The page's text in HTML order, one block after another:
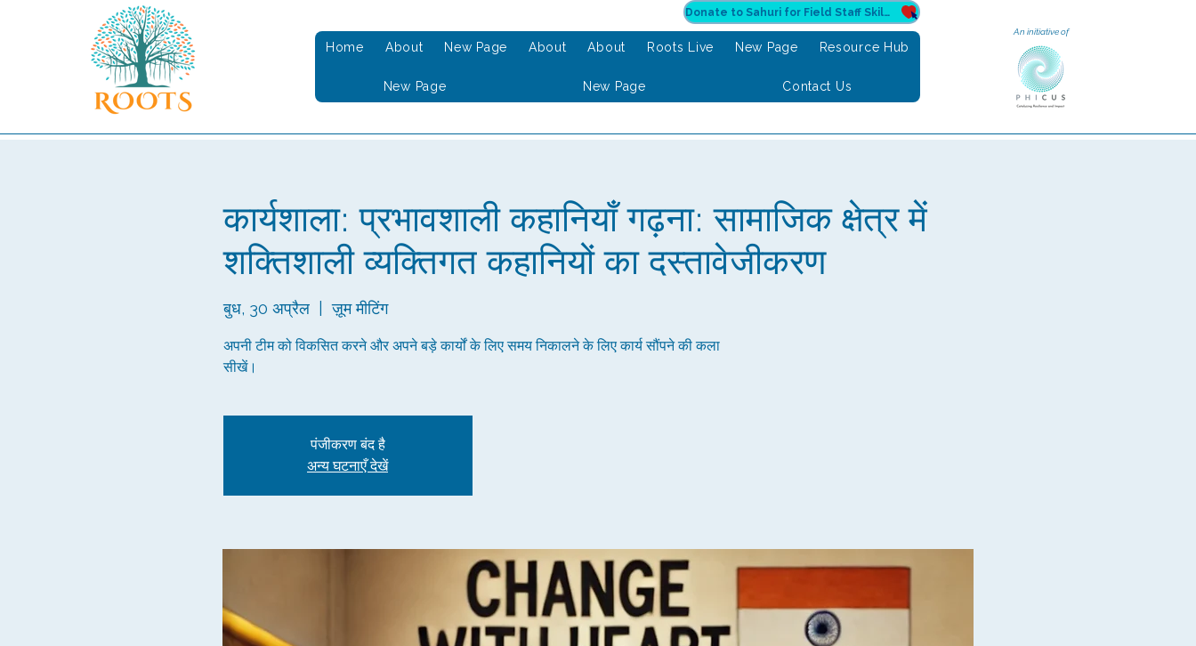
Donate to Sahuri for Field Staff Skilling
Home About New Page About About Roots Live New Page Resource Hub
New Page New Page Contact Us
An initiative of
कार्यशाला: प्रभावशाली कहानियाँ गढ़ना: सामाजिक क्षेत्र में
शक्तिशाली व्यक्तिगत कहानियों का दस्तावेजीकरण
बुध, 30 अप्रैल
  |
ज़ूम मीटिंग
अपनी टीम को विकसित करने और अपने बड़े कार्यों के लिए समय निकालने के लिए कार्य सौंपने की कला
सीखें।
पंजीकरण बंद है
अन्य घटनाएँ देखें